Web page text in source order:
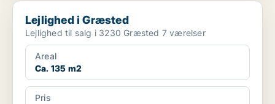
Lejlighed i Græsted
Lejlighed i Græsted
Lejlighed til salg i 3230 Græsted 7 værelser
Areal
Ca. 135 m2
Pris